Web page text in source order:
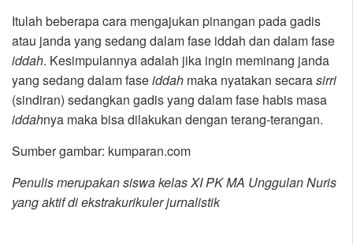
Itulah beberapa cara mengajukan pinangan pada gadis
atau janda yang sedang dalam fase iddah dan dalam fase
iddah. Kesimpulannya adalah jika ingin meminang janda
yang sedang dalam faseiddah maka nyatakan secarasirri
(sindiran) sedangkan gadis yang dalam fase habis masa
iddahnya maka bisa dilakukan dengan terang-terangan.
Sumber gambar: kumparan.com
Penulis merupakan siswa kelas XI PK MA Unggulan Nuris
yang aktif di ekstrakurikuler jurnalistik